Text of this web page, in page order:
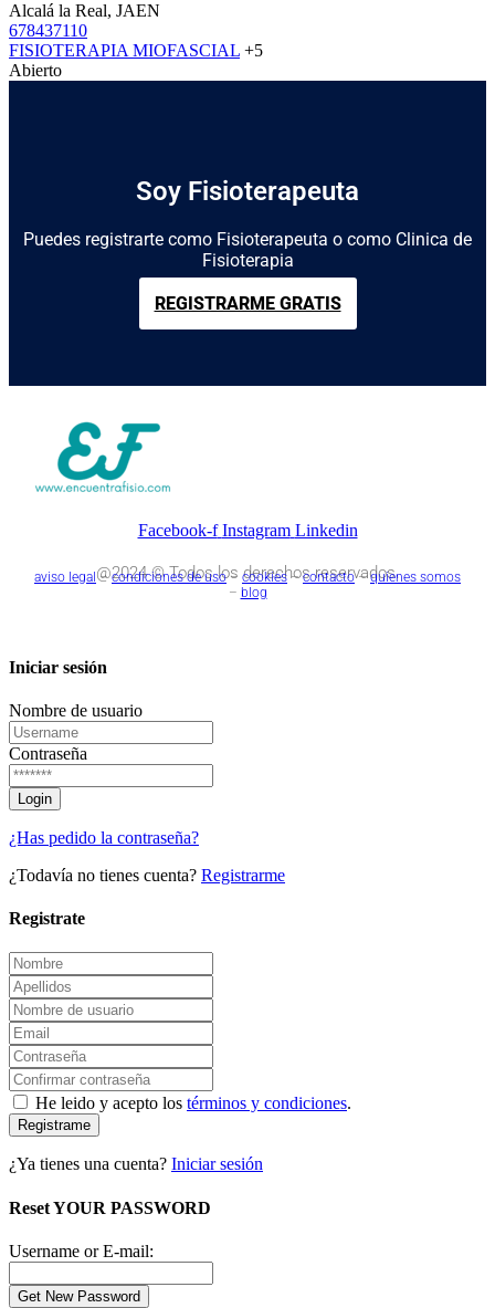
Alcalá la Real, JAEN
678437110
FISIOTERAPIA MIOFASCIAL +5
Abierto
Soy Fisioterapeuta
Puedes registrarte como Fisioterapeuta o como Clinica de
Fisioterapia
REGISTRARME GRATIS
Facebook-f Instagram Linkedin
@2024 © Todos los derechos reservados.
aviso legal –condiciones de uso– cookies –contacto–quienes somos
– blog
Iniciar sesión
Nombre de usuario
Contraseña
¿Has pedido la contraseña?
¿Todavía no tienes cuenta? Registrarme
Registrate
He leido y acepto los términos y condiciones.
Registrame
¿Ya tienes una cuenta? Iniciar sesión
Reset YOUR PASSWORD
Username or E-mail: